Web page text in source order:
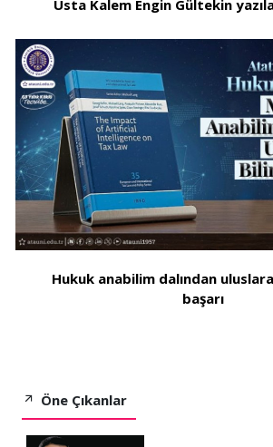
Usta Kalem Engin Gültekin
Hukuk anabilim dalından
başarı
Öne Çıkanlar